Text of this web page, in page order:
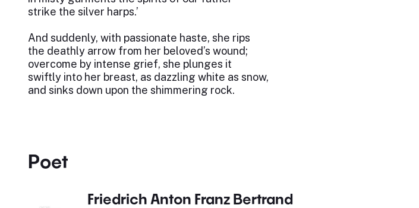
strike the silver harps.’
And suddenly, with passionate haste, she rips
the deathly arrow from her beloved’s wound;
overcome by intense grief, she plunges it
swiftly into her breast, as dazzling white as snow,
and sinks down upon the shimmering rock.
Poet
Friedrich Anton Franz Bertrand